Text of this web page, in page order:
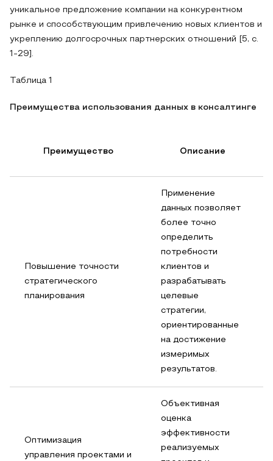
уникальное предложение компании на конкурентном
рынке и способствующим привлечению новых клиентов и
укреплению долгосрочных партнерских отношений [5, с.
1-29].
Таблица 1
Преимущества использования данных в консалтинге
Преимущество Описание
Повышение точности
стратегического
планирования
Применение
данных позволяет
более точно
определить
потребности
клиентов и
разрабатывать
целевые
стратегии,
ориентированные
на достижение
измеримых
результатов.
Оптимизация
управления проектами и
Объективная
оценка
эффективности
реализуемых